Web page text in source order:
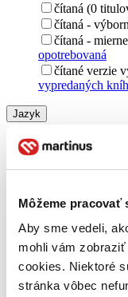
Môžeme pracovať
Aby sme vedeli,
mohli vám
cookies. Niektoré
stránka vôbec
čítaná (0
čítaná -
čítaná -
opotrebovaná
čítané verzie
vypredaných kníh
Jazyk
Vydavateľstvo
Zúžiť výber
Zoradiť